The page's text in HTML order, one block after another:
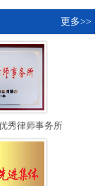
更多>>
秀律师事务所